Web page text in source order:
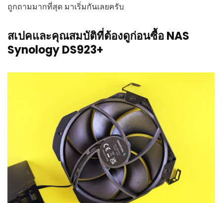
ถูกถามมากที่สุด มาเริ่มกันเลยครับ
สเปคและคุณสมบัติที่ต้องดูก่อนซื้อ NAS
Synology DS923+